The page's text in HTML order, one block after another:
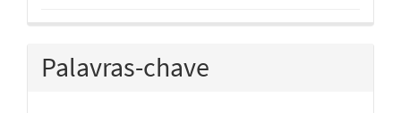
Palavras-chave